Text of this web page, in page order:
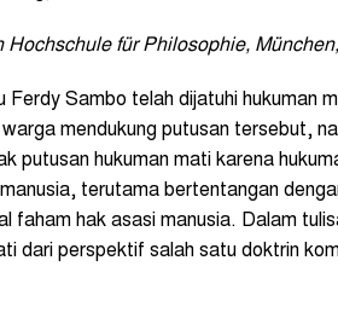
Hochschule für Philosophie,
Ferdy Sambo telah dijatuhi hukuman
mendukung putusan tersebut,
putusan hukuman mati karena
terutama bertentangan
faham hak asasi manusia. Dalam
dari perspektif salah satu doktrin